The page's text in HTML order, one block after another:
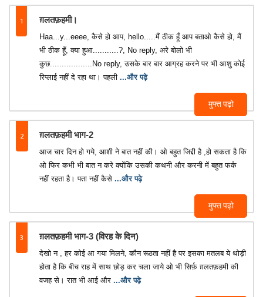
1 ग़लतफ़हमी।
मुफ्त पढ़ो
Haa...y...eeee, कैसे हो आप, hello.....मैं ठीक हूँ आप बताओ कैसे हो, मैं
भी ठीक हूँ, क्या हुआ...........?, No reply, अरे बोलो भी
कुछ..................No reply, उसके बार बार आग्रह करने पर भी आशु कोई
रिप्लाई नहीं दे रहा था। पहली ...और पढ़े
2 ग़लतफ़हमी भाग-2
मुफ्त पढ़ो
आज चार दिन हो गये, आशी ने बात नहीं की। ओ बहुत जिद्दी है ,हो सकता है कि
ओ फिर कभी भी बात न करे क्योंकि उसकी कथनी और करनी में बहुत फर्क
नहीं रहता है। पता नहीं कैसे ...और पढ़े
3 ग़लतफ़हमी भाग-3 (विरह के दिन)
देखो न , हर कोई आ गया मिलने, कौन रूठता नहीं है पर इसका मतलब ये थोड़ी
होता है कि बीच राह में साथ छोड़ कर चला जाये ओ भी सिर्फ़ ग़लतफ़हमी की
वजह से। रात भी आई और ...और पढ़े